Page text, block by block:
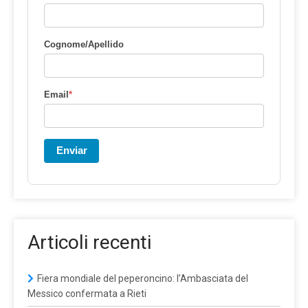
Cognome/Apellido
Email*
Enviar
Articoli recenti
Fiera mondiale del peperoncino: l’Ambasciata del
Messico confermata a Rieti